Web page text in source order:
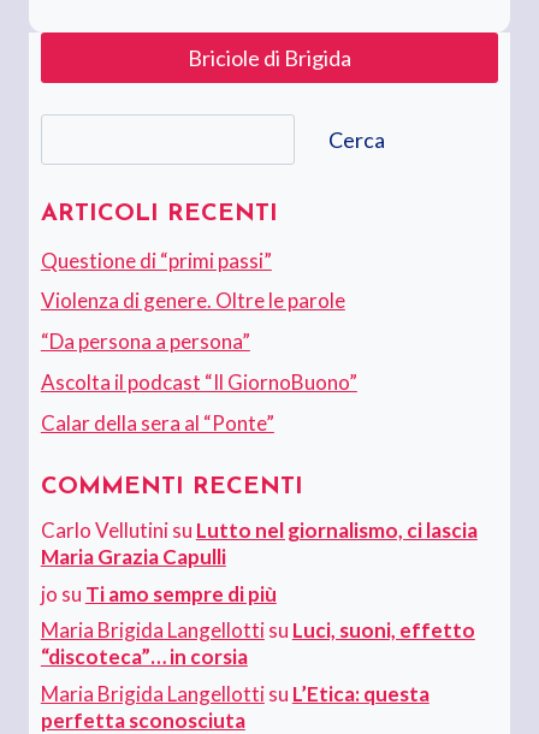
ANNI
SENZA
Briciole di Brigida
Cerca
ARTICOLI RECENTI
Questione di “primi passi”
Violenza di genere. Oltre le parole
“Da persona a persona”
Ascolta il podcast “Il GiornoBuono”
Calar della sera al “Ponte”
COMMENTI RECENTI
Carlo Vellutinisu Lutto nel giornalismo, ci lascia
Maria Grazia Capulli
jo su Ti amo sempre di più
Maria Brigida Langellottisu Luci, suoni, effetto
“discoteca”… in corsia
Maria Brigida Langellottisu L’Etica: questa
perfetta sconosciuta